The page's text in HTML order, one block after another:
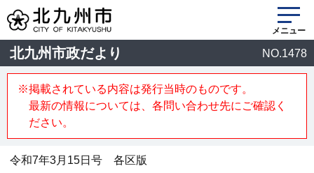
メニュー
北九州市政だより NO.1478
※掲載されている内容は発行当時のものです。
最新の情報については、各問い合わせ先にご確認く
ださい。
令和7年3月15日号 各区版